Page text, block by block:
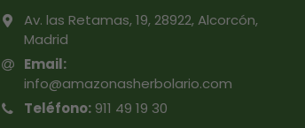
Av. las Retamas, 19, 28922, Alcorcón,
Madrid
Email:
info@amazonasherbolario.com
Teléfono: 911 49 19 30